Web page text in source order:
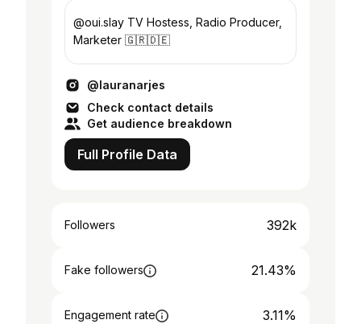
@oui.slay TV Hostess, Radio Producer,
Marketer 🇬🇷🇩🇪
@lauranarjes
Check contact details
Get audience breakdown
Full Profile Data
Followers 392k
Fake followers 21.43%
Engagement rate 3.11%